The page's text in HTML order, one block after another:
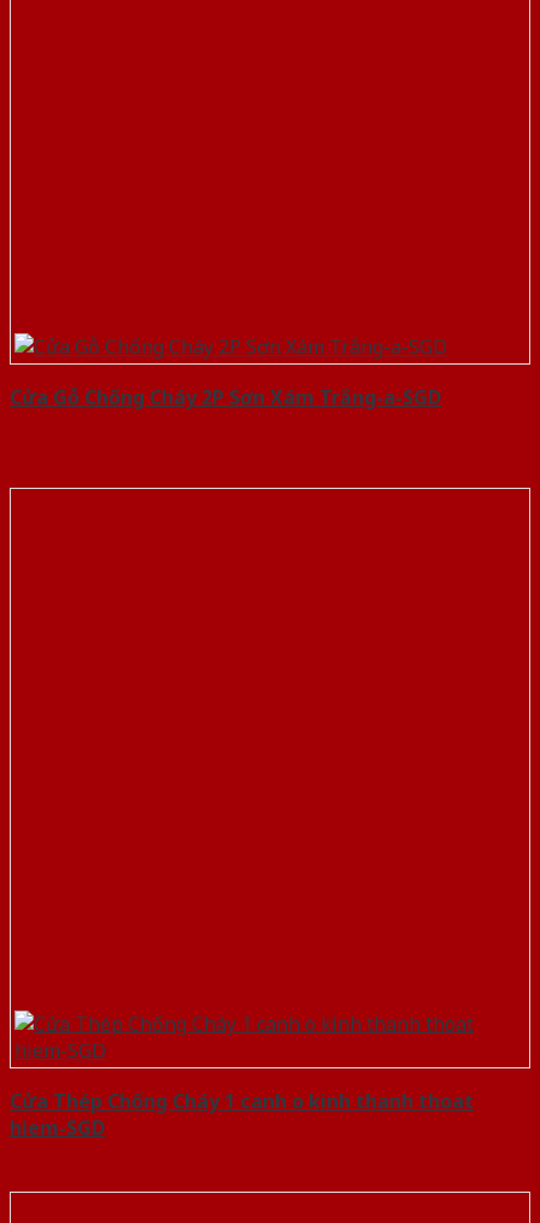
Cửa Gỗ Chống Cháy 2P Sơn Xám Trắng-a-SGD
Cửa Thép Chống Cháy 1 canh o kinh thanh thoat
hiem-SGD